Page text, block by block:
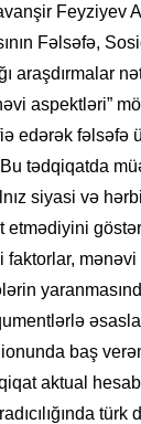
Feyziyev
Fəlsəfə,
araşdırmalar
aspektləri”
edərək fəlsəfə
tədqiqatda
siyasi və
etmədiyini
faktorlar,
baş
aktual
türk